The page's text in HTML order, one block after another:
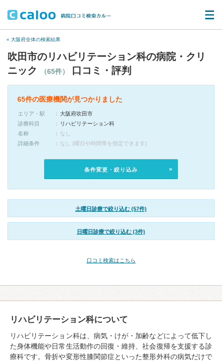
« 大阪府全体の検索結果
吹田市のリハビリテーション科の病院・クリ
ニック
（65件） 口コミ・評判
65件の医療機関が見つかりました
エリア・駅
大阪府吹田市
診療科目
リハビリテーション科
名称
なし
詳細条件
なし (曜日や時間帯を指定できます)
条件変更・絞り込み
土曜日診療で絞り込む (57件)
日曜日診療で絞り込む (3件)
口コミ検索はこちら
リハビリテーション科について
リハビリテーション科は、病気・けが・加齢などによって低下し
た身体機能や日常生活動作の回復・維持、社会復帰を支援する診
療科です。骨折や変形性膝関節症といった整形外科の病気だけで